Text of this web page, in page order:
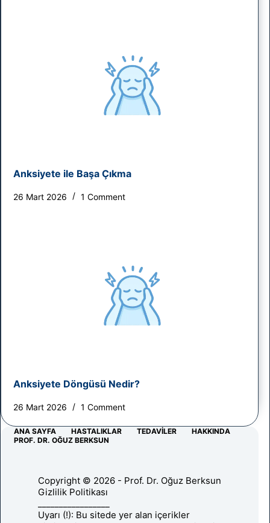
Anksiyete ile Başa Çıkma
26 Mart 2026 1 Comment
Anksiyete Döngüsü Nedir?
26 Mart 2026 1 Comment
ANA SAYFA HASTALIKLAR TEDAVILER
HAKKINDA
PROF. DR. OĞUZ BERKSUN
Copyright © 2026 - Prof. Dr. Oğuz Berksun
Gizlilik Politikası
Uyarı (!): Bu sitede yer alan içerikler